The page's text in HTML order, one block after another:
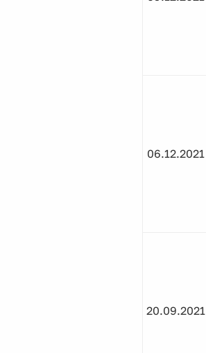
06.12.2021
20.09.2021